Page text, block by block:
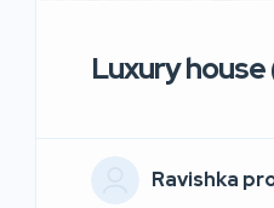
Luxury
Ravishka